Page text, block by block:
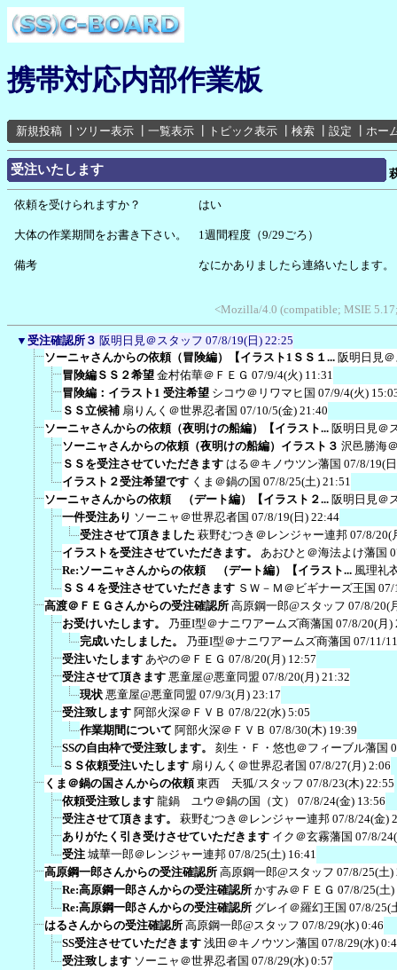
携帯対応内部作業板
新規投稿 ツリー表示 一覧表示 トピック表示 検索 設定 ホー
受注いたします
依頼を受けられますか？ はい
大体の作業期間をお書き下さい。 1週間程度（9/29ごろ）
備考 なにかありましたら連絡いたします。
<Mozilla/4.0 (compatible; MSIE
▼ 受注確認所３ 阪明日見＠スタッフ 07/8/19(日) 22:25
ソーニャさんからの依頼（冒険編）【イラスト1ＳＳ１... 阪明日見
冒険編ＳＳ２希望 金村佑華＠ＦＥＧ 07/9/4(火) 11:31
冒険編：イラスト1 受注希望 シコウ＠リワマヒ国 07/9/4(火)
ＳＳ立候補 扇りんく＠世界忍者国 07/10/5(金) 21:40
ソーニャさんからの依頼（夜明けの船編）【イラスト... 阪明日見＠
ソーニャさんからの依頼（夜明けの船編）イラスト３ 沢邑勝海
ＳＳを受注させていただきます はる＠キノウツン藩国 07/8/19(
イラスト２受注希望です くま＠鍋の国 07/8/25(土) 21:51
ソーニャさんからの依頼 （デート編）【イラスト２... 阪明日見＠
一件受注あり ソーニャ＠世界忍者国 07/8/19(日) 22:44
受注させて頂きました 萩野むつき＠レンジャー連邦 07/8/20(
イラストを受注させていただきます。
あおひと＠海法よけ藩国
Re:ソーニャさんからの依頼 （デート編）【イラスト... 風理礼
ＳＳ４を受注させていただきます ＳＷ－Ｍ＠ビギナーズ王国 07/
高渡＠ＦＥＧさんからの受注確認所 高原鋼一郎@スタッフ 07/8/20(
お受けいたします。
乃亜I型＠ナニワアームズ商藩国 07/8/20(月)
完成いたしました。
乃亜I型＠ナニワアームズ商藩国 07/11/
受注いたします あやの＠ＦＥＧ 07/8/20(月) 12:57
受注させて頂きます 悪童屋@悪童同盟 07/8/20(月) 21:32
現状 悪童屋@悪童同盟 07/9/3(月) 23:17
受注致します 阿部火深＠ＦＶＢ 07/8/22(水) 5:05
作業期間について 阿部火深＠ＦＶＢ 07/8/30(木) 19:39
SSの自由枠で受注致します。
刻生・Ｆ・悠也＠フィーブル藩国
ＳＳ依頼受注いたします 扇りんく＠世界忍者国 07/8/27(月) 2:06
くま＠鍋の国さんからの依頼 東西 天狐/スタッフ 07/8/23(木) 22:55
依頼受注致します 龍鍋 ユウ＠鍋の国（文）
07/8/24(金) 13:56
受注させて頂きます。
萩野むつき＠レンジャー連邦 07/8/24(金)
ありがたく引き受けさせていただきます イク＠玄霧藩国 07/8/
受注 城華一郎＠レンジャー連邦 07/8/25(土) 16:41
高原鋼一郎さんからの受注確認所 高原鋼一郎@スタッフ 07/8/25(土)
Re:高原鋼一郎さんからの受注確認所 かすみ＠ＦＥＧ 07/8/25(土)
Re:高原鋼一郎さんからの受注確認所 グレイ＠羅幻王国 07/8/25(
はるさんからの受注確認所 高原鋼一郎@スタッフ 07/8/29(水) 0:46
SS受注させていただきます 浅田＠キノウツン藩国 07/8/29(水)
受注致します ソーニャ＠世界忍者国 07/8/29(水) 0:57